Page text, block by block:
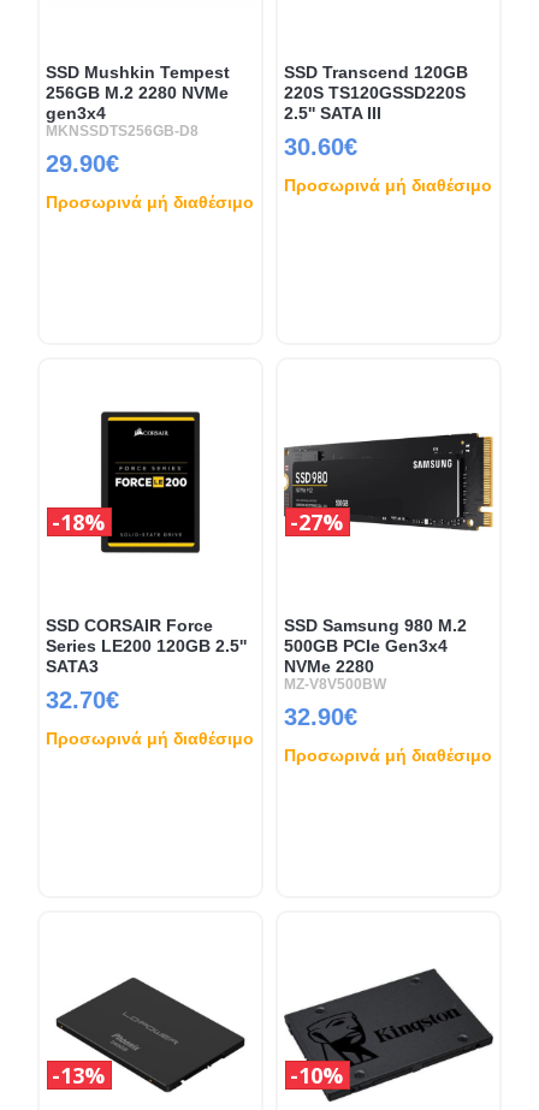
SSD Mushkin Tempest
256GB M.2 2280 NVMe
gen3x4
MKNSSDTS256GB-D8
29.90€
Προσωρινά μή διαθέσιμο
SSD Transcend 120GB
220S TS120GSSD220S
2.5'' SATA III
30.60€
Προσωρινά μή διαθέσιμο
SSD CORSAIR Force
Series LE200 120GB 2.5''
SATA3
32.70€
18%
Προσωρινά μή διαθέσιμο
SSD Samsung 980 M.2
500GB PCIe Gen3x4
NVMe 2280
MZ-V8V500BW
32.90€
27%
Προσωρινά μή διαθέσιμο
13% 10%